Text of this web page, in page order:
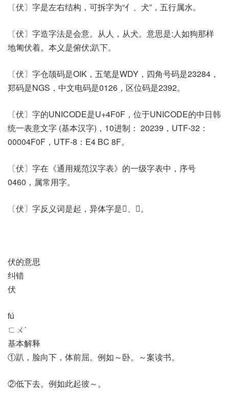
〔伏〕字是左右结构，可拆字为“亻、犬”，五行属水。
〔伏〕字造字法是会意。从人，从犬。意思是:人如狗那样
地匍伏着。本义是俯伏;趴下。
〔伏〕字仓颉码是OIK，五笔是WDY，四角号码是23284，
郑码是NGS，中文电码是0126，区位码是2392。
〔伏〕字的UNICODE是U+4F0F，位于UNICODE的中日韩
统一表意文字 (基本汉字)，10进制： 20239，UTF-32：
00004F0F，UTF-8：E4 BC 8F。
〔伏〕字在《通用规范汉字表》的一级字表中，序号
0460，属常用字。
〔伏〕字反义词是起，异体字是𥦸、𥧜。
伏的意思
纠错
伏
fú
ㄈㄨˊ
基本解释
①趴，脸向下，体前屈。例如～卧。～案读书。
②低下去。例如此起彼～。